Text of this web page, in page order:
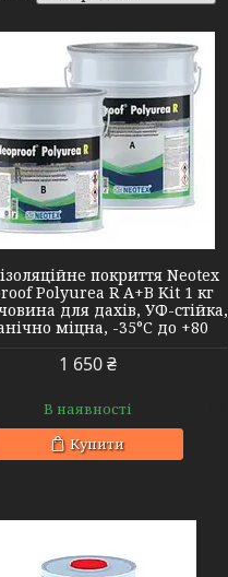
покриття Neotex
Polyurea R A+B Kit 1 кг
для дахів, УФ-стійка,
міцна, -35°C до +80
1 650 ₴
В наявності
Купити